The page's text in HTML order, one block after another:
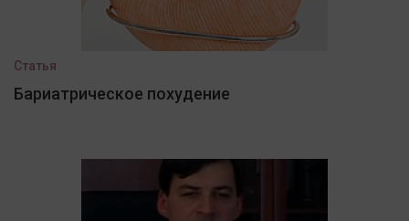
Статья
Бариатрическое похудение